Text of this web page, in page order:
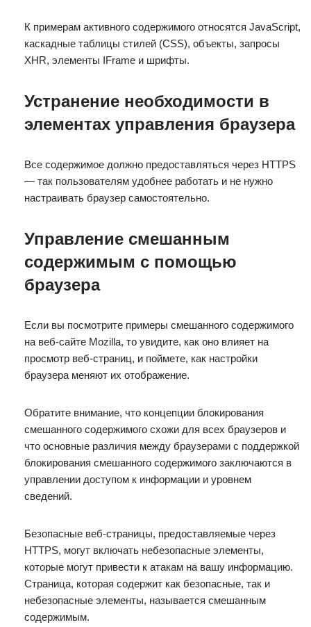
К примерам активного содержимого относятся JavaScript,
каскадные таблицы стилей (CSS), объекты, запросы
XHR, элементы IFrame и шрифты.
Устранение необходимости в
элементах управления браузера
Все содержимое должно предоставляться через HTTPS
— так пользователям удобнее работать и не нужно
настраивать браузер самостоятельно.
Управление смешанным
содержимым с помощью
браузера
Если вы посмотрите примеры смешанного содержимого
на веб-сайте Mozilla, то увидите, как оно влияет на
просмотр веб-страниц, и поймете, как настройки
браузера меняют их отображение.
Обратите внимание, что концепции блокирования
смешанного содержимого схожи для всех браузеров и
что основные различия между браузерами с поддержкой
блокирования смешанного содержимого заключаются в
управлении доступом к информации и уровнем
сведений.
Безопасные веб-страницы, предоставляемые через
HTTPS, могут включать небезопасные элементы,
которые могут привести к атакам на вашу информацию.
Страница, которая содержит как безопасные, так и
небезопасные элементы, называется смешанным
содержимым.